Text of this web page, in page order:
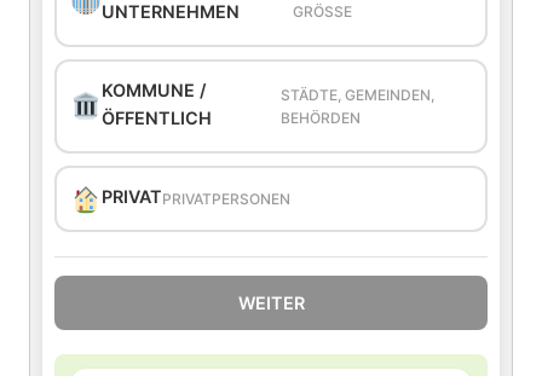
UNTERNEHMEN
GRÖSSE
KOMMUNE /
ÖFFENTLICH
STÄDTE, GEMEINDEN,
BEHÖRDEN
PRIVATPRIVATPERSONEN
WEITER